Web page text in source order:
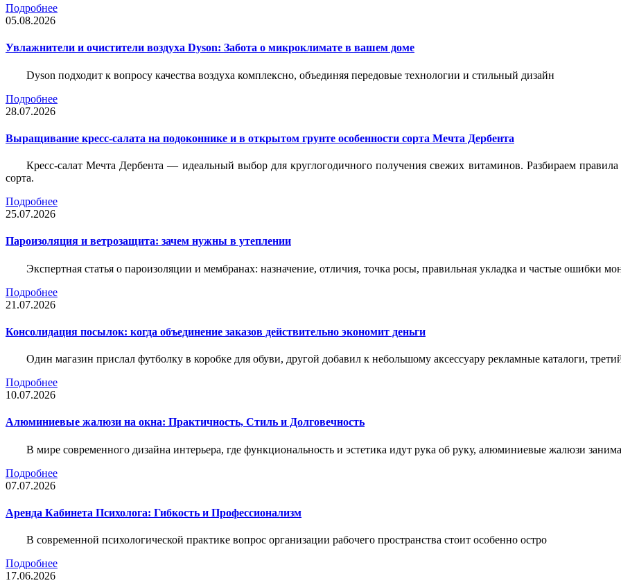
Подробнее
05.08.2026
Увлажнители и очистители воздуха Dyson: Забота о микроклимате в вашем доме
Dyson подходит к вопросу качества воздуха комплексно, объединяя передовые технологии и стильный дизайн
Подробнее
28.07.2026
Выращивание кресс-салата на подоконнике и в открытом грунте особенности сорта Мечта Дербента
Кресс-салат Мечта Дербента — идеальный выбор для круглогодичного получения свежих витаминов. Разбираем
сорта.
Подробнее
25.07.2026
Пароизоляция и ветрозащита: зачем нужны в утеплении
Экспертная статья о пароизоляции и мембранах: назначение, отличия, точка росы, правильная укладка и частые ошибки
Подробнее
21.07.2026
Консолидация посылок: когда объединение заказов действительно экономит деньги
Один магазин прислал футболку в коробке для обуви, другой добавил к небольшому аксессуару рекламные каталоги,
Подробнее
10.07.2026
Алюминиевые жалюзи на окна: Практичность, Стиль и Долговечность
В мире современного дизайна интерьера, где функциональность и эстетика идут рука об руку, алюминиевые жалюзи
Подробнее
07.07.2026
Аренда Кабинета Психолога: Гибкость и Профессионализм
В современной психологической практике вопрос организации рабочего пространства стоит особенно остро
Подробнее
17.06.2026